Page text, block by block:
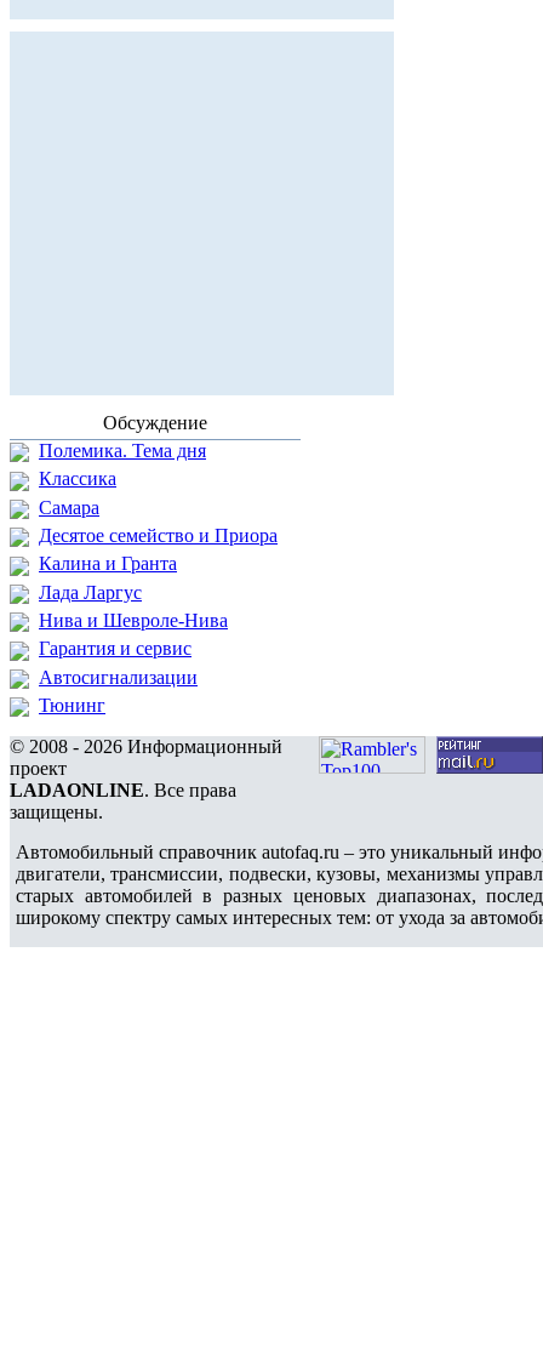
Обсуждение
Полемика. Тема дня
Классика
Самара
Десятое семейство и Приора
Калина и Гранта
Лада Ларгус
Нива и Шевроле-Нива
Гарантия и сервис
Автосигнализации
Тюнинг
© 2008 - 2026 Информационный
проект
LADAONLINE. Все права
защищены.
Автомобильный справочник autofaq.ru – это уникальный
двигатели, трансмиссии, подвески, кузовы, механизмы
старых автомобилей в разных ценовых диапазонах,
широкому спектру самых интересных тем: от ухода за